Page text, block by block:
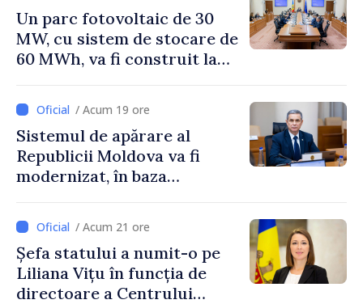
Un parc fotovoltaic de 30
MW, cu sistem de stocare de
60 MWh, va fi construit la
/ Acum 19 ore
Sistemul de apărare al
Republicii Moldova va fi
modernizat, în baza
implementare a Strategiei
Naționale de Apărare
/ Acum 21 ore
Șefa statului a numit-o pe
Liliana Vițu în funcția de
directoare a Centrului